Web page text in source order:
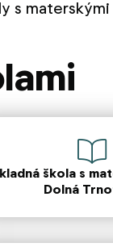
s materskými
škola s
Dolná